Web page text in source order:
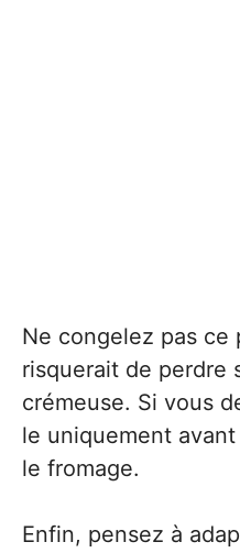
Ne congelez pas ce
risquerait de perdre
crémeuse. Si vous
le uniquement
le fromage.
Enfin, pensez à